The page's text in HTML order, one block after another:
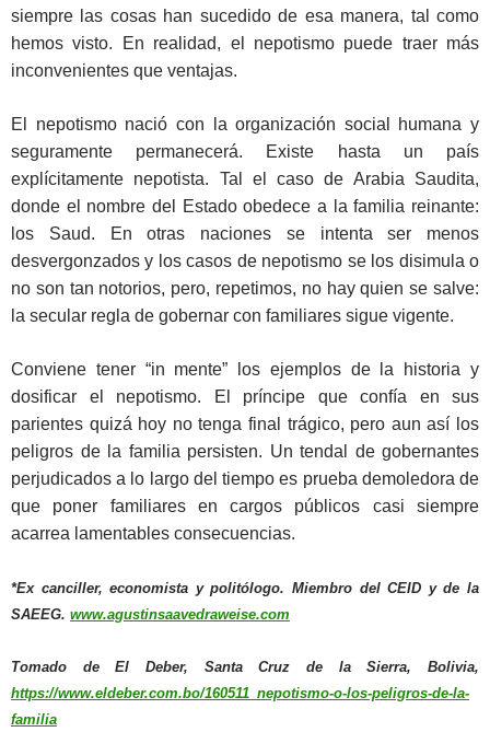
siempre las cosas han sucedido de esa manera, tal como
hemos visto. En realidad, el nepotismo puede traer más
inconvenientes que ventajas.
El nepotismo nació con la organización social humana y
seguramente permanecerá. Existe hasta un país
explícitamente nepotista. Tal el caso de Arabia Saudita,
donde el nombre del Estado obedece a la familia reinante:
los Saud. En otras naciones se intenta ser menos
desvergonzados y los casos de nepotismo se los disimula o
no son tan notorios, pero, repetimos, no hay quien se salve:
la secular regla de gobernar con familiares sigue vigente.
Conviene tener “in mente” los ejemplos de la historia y
dosificar el nepotismo. El príncipe que confía en sus
parientes quizá hoy no tenga final trágico, pero aun así los
peligros de la familia persisten. Un tendal de gobernantes
perjudicados a lo largo del tiempo es prueba demoledora de
que poner familiares en cargos públicos casi siempre
acarrea lamentables consecuencias.
*Ex canciller, economista y politólogo. Miembro del CEID y de la
SAEEG. www.agustinsaavedraweise.com
Tomado de El Deber, Santa Cruz de la Sierra, Bolivia,
https://www.eldeber.com.bo/160511_nepotismo-o-los-peligros-de-la-
familia